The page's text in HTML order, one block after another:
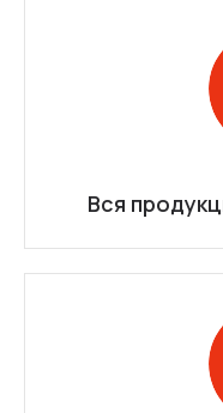
Вся